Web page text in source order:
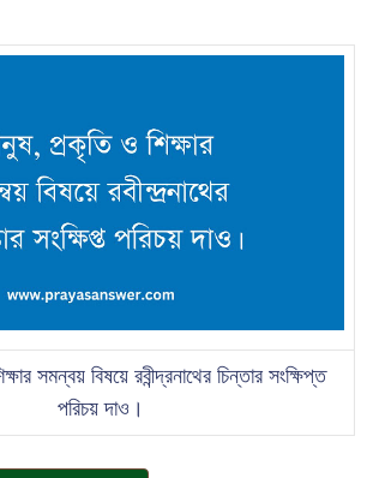
সমন্বয় বিষয়ে রবীন্দ্রনাথের চিন্তার সংক্ষিপ্ত
পরিচয় দাও।